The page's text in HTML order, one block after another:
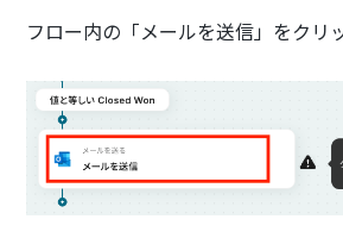
フロー内の「メールを送信」をクリ